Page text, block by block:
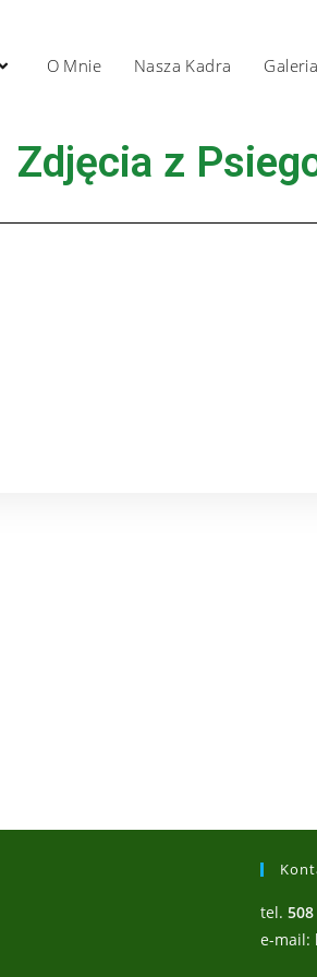
O Mnie Nasza Kadra Galeria
Zdjęcia z
tel.
e-mail: